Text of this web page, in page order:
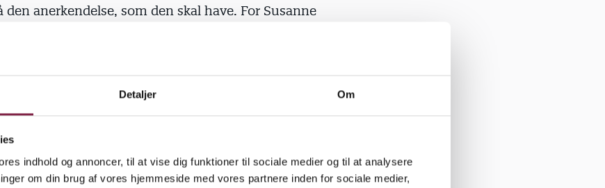
Detaljer Om
indhold og annoncer, til at vise dig funktioner til sociale medier og til at analysere
om din brug af vores hjemmeside med vores partnere inden for sociale medier,
anerkendelse, som den skal have. For Susanne
det er særligt spændende. Mange tror, at arbejdet mest
vi gerne fortælle om," siger hun.